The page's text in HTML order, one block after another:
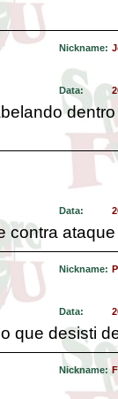
Nickname:
Data:
Data:
contra ataque
Nickname:
Data:
que desisti
Nickname: